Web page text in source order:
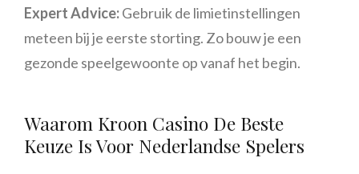
Expert Advice:Gebruik de limietinstellingen
meteen bij je eerste storting. Zo bouw je een
gezonde speelgewoonte op vanaf het begin.
Waarom Kroon Casino De Beste
Keuze Is Voor Nederlandse Spelers